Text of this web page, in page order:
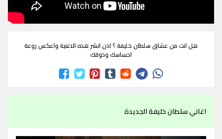
هل انت من عشاق سلطان خليفة ؟ اذن انشر هذه الاغنية واعكس روعة
احساسك وذوقك
اغاني سلطان خليفة الجديدة